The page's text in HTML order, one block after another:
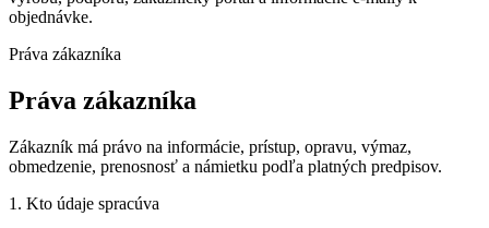
objednávke.
Práva zákazníka
Práva zákazníka
Zákazník má právo na informácie, prístup, opravu, výmaz,
obmedzenie, prenosnosť a námietku podľa platných predpisov.
1. Kto údaje spracúva